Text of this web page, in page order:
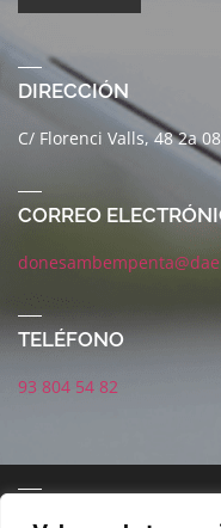
DIRECCIÓN
C/ Florenci Valls, 48 2a
CORREO
TELÉFONO
93 804 54 82